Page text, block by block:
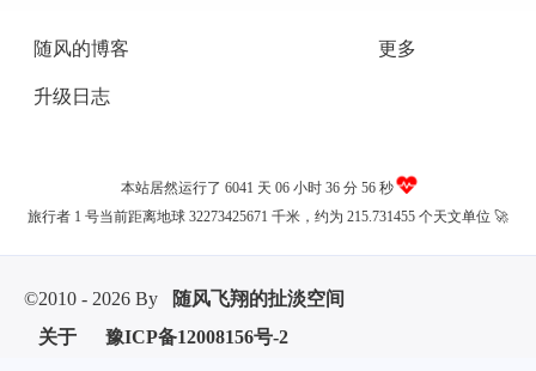
随风的博客
升级日志
更多
本站居然运行了 6041 天 06 小时 36 分 56 秒
旅行者 1 号当前距离地球 32273425671 千米，约为 215.731455 个天文单位 🚀
©2010 - 2026 By
随风飞翔的扯淡空间
关于
豫ICP备12008156号-2